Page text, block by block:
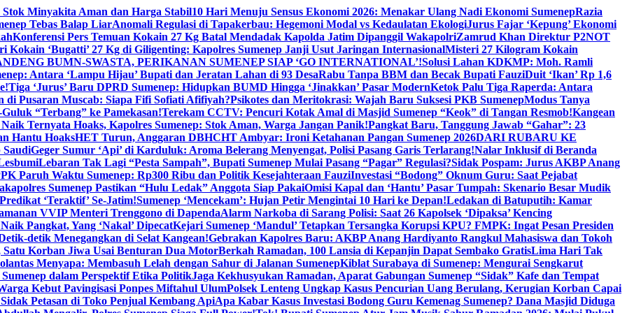
Stok Minyakita Aman dan Harga Stabil10 Hari Menuju Sensus Ekonomi 2026: Menakar Ulang Nadi Ekonomi SumenepRazia
Tebas Balap LiarAnomali Regulasi di Tapakerbau: Hegemoni Modal vs Kedaulatan EkologiJurus Fajar ‘Kepung’ Ekonomi
Konferensi Pers Temuan Kokain 27 Kg Batal Mendadak Kapolda Jatim Dipanggil WakapolriZamrud Khan Direktur P2NOT
Kokain ‘Bugatti’ 27 Kg di Giligenting: Kapolres Sumenep Janji Usut Jaringan InternasionalMisteri 27 Kilogram Kokain
BUMN-SWASTA, PERIKANAN SUMENEP SIAP ‘GO INTERNATIONAL’!Solusi Lahan KDKMP: Moh. Ramli
Antara ‘Lampu Hijau’ Bupati dan Jeratan Lahan di 93 DesaRabu Tanpa BBM dan Becak Bupati FauziDuit ‘Ikan’ Rp 1,6
Tiga ‘Jurus’ Baru DPRD Sumenep: Hidupkan BUMD Hingga ‘Jinakkan’ Pasar ModernKetok Palu Tiga Raperda: Antara
di Pusaran Muscab: Siapa Fifi Sofiati Afifiyah?Psikotes dan Meritokrasi: Wajah Baru Suksesi PKB SumenepModus Tanya
“Terbang” ke Pamekasan!Terekam CCTV: Pencuri Kotak Amal di Masjid Sumenep “Keok” di Tangan Resmob!Kangean
Ternyata Hoaks, Kapolres Sumenep: Stok Aman, Warga Jangan Panik!Pangkat Baru, Tanggung Jawab “Gahar”: 23
Hantu HoaksHET Turun, Anggaran DBHCHT Ambyar: Ironi Ketahanan Pangan Sumenep 2026DARI RUBARU KE
SaudiGeger Sumur ‘Api’ di Karduluk: Aroma Belerang Menyengat, Polisi Pasang Garis Terlarang!Nalar Inklusif di Beranda
Lebaran Tak Lagi “Pesta Sampah”, Bupati Sumenep Mulai Pasang “Pagar” Regulasi?Sidak Pospam: Jurus AKBP Anang
Paruh Waktu Sumenep: Rp300 Ribu dan Politik Kesejahteraan FauziInvestasi “Bodong” Oknum Guru: Saat Pejabat
Sumenep Pastikan “Hulu Ledak” Anggota Siap PakaiOmisi Kapal dan ‘Hantu’ Pasar Tumpah: Skenario Besar Mudik
‘Teraktif’ Se-Jatim!Sumenep ‘Mencekam’: Hujan Petir Mengintai 10 Hari ke Depan!Ledakan di Batuputih: Kamar
VVIP Menteri Trenggono di DapendaAlarm Narkoba di Sarang Polisi: Saat 26 Kapolsek ‘Dipaksa’ Kencing
Pangkat, Yang ‘Nakal’ DipecatKejari Sumenep ‘Mandul’ Tetapkan Tersangka Korupsi KPU? FMPK: Ingat Pesan Presiden
detik Menegangkan di Selat Kangean!Gebrakan Kapolres Baru: AKBP Anang Hardiyanto Rangkul Mahasiswa dan Tokoh
Korban Jiwa Usai Benturan Dua MotorBerkah Ramadan, 100 Lansia di Kepanjin Dapat Sembako GratisLima Hari Tak
Menyapa: Membasuh Lelah dengan Sahur di Jalanan SumenepKiblat Surabaya di Sumenep: Mengurai Sengkarut
dalam Perspektif Etika PolitikJaga Kekhusyukan Ramadan, Aparat Gabungan Sumenep “Sidak” Kafe dan Tempat
Kebut Pavingisasi Ponpes Miftahul UlumPolsek Lenteng Ungkap Kasus Pencurian Uang Berulang, Kerugian Korban Capai
Petasan di Toko Penjual Kembang ApiApa Kabar Kasus Investasi Bodong Guru Kemenag Sumenep? Dana Masjid Diduga